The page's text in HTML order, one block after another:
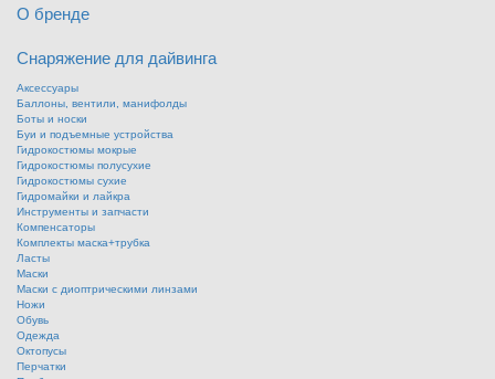
О бренде
Снаряжение для дайвинга
Аксессуары
Баллоны, вентили, манифолды
Боты и носки
Буи и подъемные устройства
Гидрокостюмы мокрые
Гидрокостюмы полусухие
Гидрокостюмы сухие
Гидромайки и лайкра
Инструменты и запчасти
Компенсаторы
Комплекты маска+трубка
Ласты
Маски
Маски с диоптрическими линзами
Ножи
Обувь
Одежда
Октопусы
Перчатки